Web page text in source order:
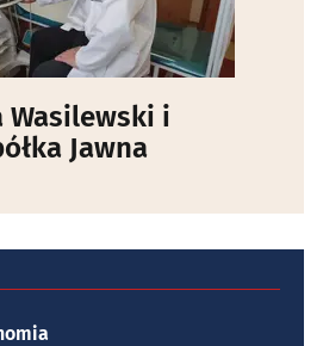
Wasilewski i
Jawna